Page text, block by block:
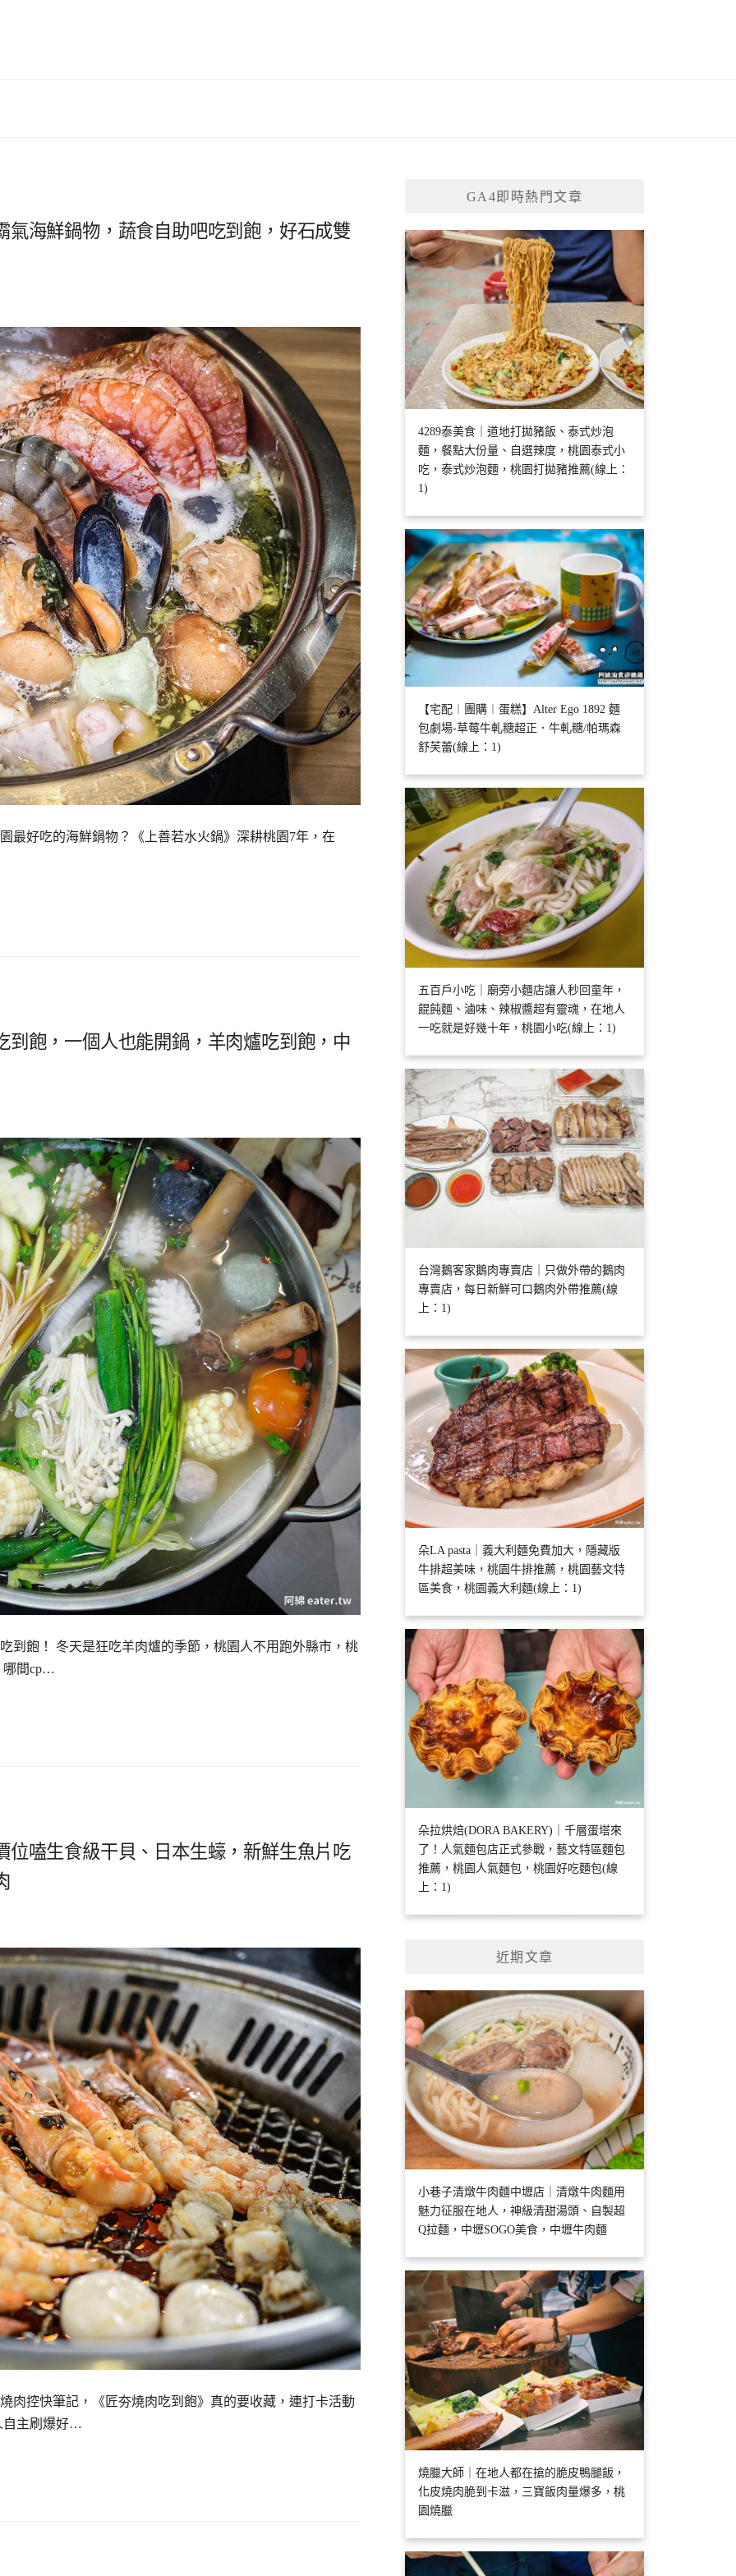
氣海鮮鍋物，蔬食自助吧吃到飽，好石成雙
最好吃的海鮮鍋物？《上善若水火鍋》深耕桃園7年，在
飽，一個人也能開鍋，羊肉爐吃到飽，中
到飽！ 冬天是狂吃羊肉爐的季節，桃園人不用跑外縣市，桃
哪間cp…
位嗑生食級干貝、日本生蠔，新鮮生魚片吃
肉控快筆記，《匠夯燒肉吃到飽》真的要收藏，連打卡活動
自主刷爆好…
GA4即時熱門文章
4289泰美食｜道地打拋豬飯、泰式炒泡
麵，餐點大份量、自選辣度，桃園泰式小
吃，泰式炒泡麵，桃園打拋豬推薦(線上：
1)
【宅配︱團購︱蛋糕】Alter Ego 1892 麵
包劇場-草莓牛軋糖超正．牛軋糖/帕瑪森
舒芙蕾(線上：1)
五百戶小吃｜廟旁小麵店讓人秒回童年，
餛飩麵、滷味、辣椒醬超有靈魂，在地人
一吃就是好幾十年，桃園小吃(線上：1)
台灣鵝客家鵝肉專賣店｜只做外帶的鵝肉
專賣店，每日新鮮可口鵝肉外帶推薦(線
上：1)
朵LA pasta｜義大利麵免費加大，隱藏版
牛排超美味，桃園牛排推薦，桃園藝文特
區美食，桃園義大利麵(線上：1)
朵拉烘焙(DORA BAKERY)｜千層蛋塔來
了！人氣麵包店正式參戰，藝文特區麵包
推薦，桃園人氣麵包，桃園好吃麵包(線
上：1)
近期文章
小巷子清燉牛肉麵中壢店｜清燉牛肉麵用
魅力征服在地人，神級清甜湯頭、自製超
Q拉麵，中壢SOGO美食，中壢牛肉麵
燒臘大師｜在地人都在搶的脆皮鴨腿飯，
化皮燒肉脆到卡滋，三寶飯肉量爆多，桃
園燒臘